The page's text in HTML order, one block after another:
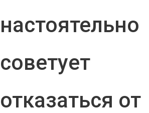
настоятельно
советует
отказаться от